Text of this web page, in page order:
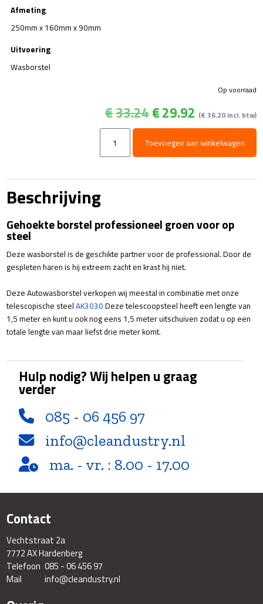
Afmeting
250mm x 160mm x 90mm
Uitvoering
Wasborstel
€33.24Oorspronkelijke
prijs
was:
€33.24.
€29.92 Huidige
prijs
is:
€29.92.
(€ 36.20incl. btw)
Op voorraad
Gehoekte
borstel
prof
Toevoegen aan winkelwagen
Beschrijving
Gehoekte borstel professioneel groen voor op
steel
Deze wasborstel is de geschikte partner voor de professional. Door de
gespleten haren is hij extreem zacht en krast hij niet.
Deze Autowasborstel verkopen wij meestal in combinatie met onze
telescopische steelAK3030 Deze telescoopsteel heeft een lengte van
1,5 meter en kunt u ook nog eens 1,5 meter uitschuiven zodat u op een
totale lengte van maar liefst drie meter komt.
Hulp nodig? Wij helpen u graag
verder
085 - 06 456 97
info@cleandustry.nl
ma. - vr. : 8.00 - 17.00
Contact
Vechtstraat 2a
7772 AX Hardenberg
Telefoon 085 - 06 456 97
Mail
info@cleandustry.nl